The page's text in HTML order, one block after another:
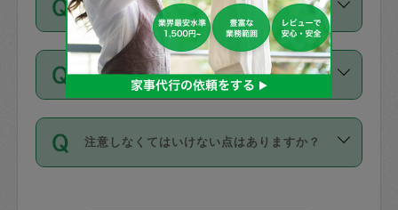
ールに記載していますので、各自の得意
分野を見極めて、目的に合わせてお仕事
を依頼してください。
※テストセンターの講評は１件目のレビュ
ーとして記載されていますので依頼の際
に参考にしてください。
【詳細】タスカジさんの登録に際
す。
万が一損害が発生した場合は、その場の
写真を撮り、
詳細FAQ：
損害賠償保険について教えて
タスカジさんへ「募集」をかけることが
可能です。
す。
1. 直前キャンセル（定期、スポット契約
共通）
72時間を超える※と、以下のキャンセル
料が発生します。
お試し利用はできますか？
「お試し利用」というメニューはありま
せんが、「一回のみ」依頼を活用するこ
とによって、気に入ったタスカジさんを
まず、条件の合う気になるタスカジさ
不在の場合にもお願いできますか？
不在の場合の作業はタスカジさんの同意
が必要です。数回の依頼ののち、タスカ
ジさんと依頼者の間で十分な信頼関係が
注意しなくてはいけない点はありますか？